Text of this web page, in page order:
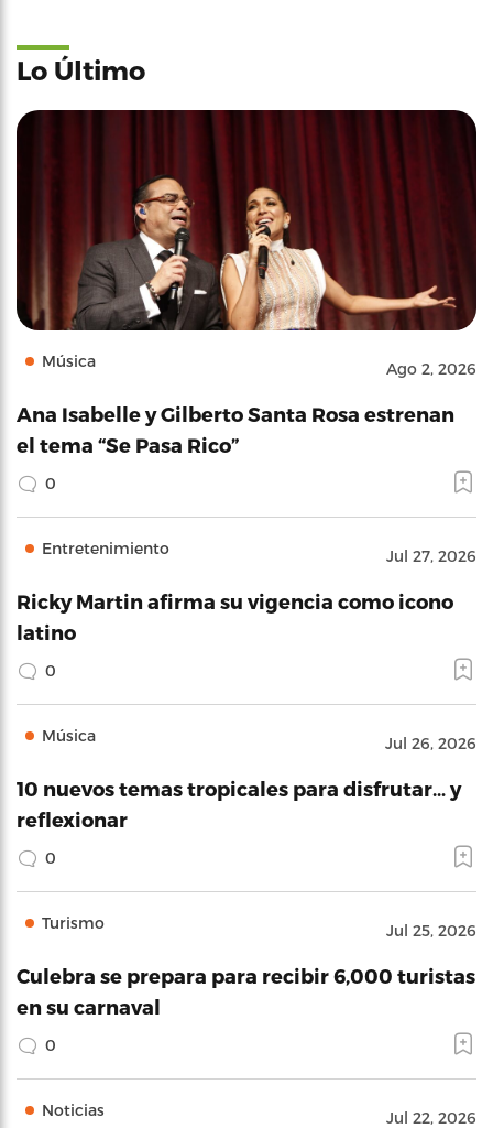
Lo Último
Música Ago 2, 2026
Ana Isabelle y Gilberto Santa Rosa estrenan
el tema “Se Pasa Rico”
0
Entretenimiento Jul 27, 2026
Ricky Martin afirma su vigencia como icono
latino
0
Música Jul 26, 2026
10 nuevos temas tropicales para disfrutar… y
reflexionar
0
Turismo Jul 25, 2026
Culebra se prepara para recibir 6,000 turistas
en su carnaval
0
Noticias Jul 22, 2026